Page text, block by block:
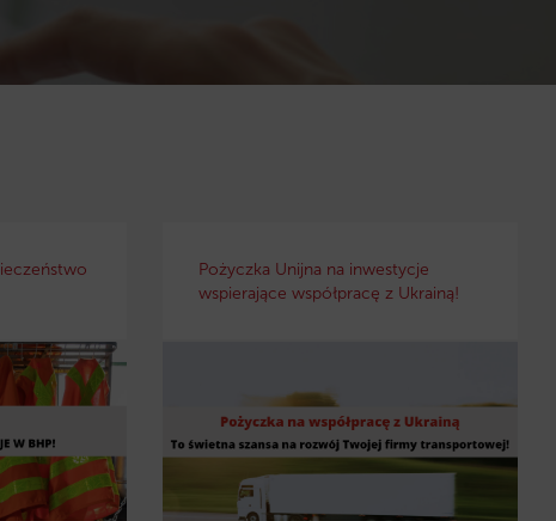
Pożyczka Unijna na inwestycje
wspierające współpracę z Ukrainą!